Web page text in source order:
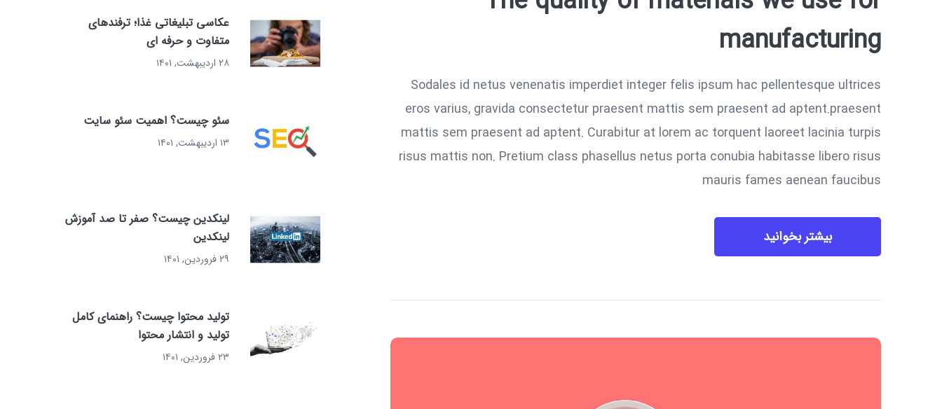
manufacturing
Sodales id netus venenatis imperdiet integer felis ipsum hac pellentesque ultrices
eros varius, gravida consectetur praesent mattis sem praesent ad aptent.praesent
mattis sem praesent ad aptent. Curabitur at lorem ac torquent laoreet lacinia turpis
risus mattis non. Pretium class phasellus netus porta conubia habitasse libero risus
mauris fames aenean faucibus
بیشتر بخوانید
عکاسی تبلیغاتی غذا؛ ترفندهای
متفاوت و حرفه ای
۲۸ اردیبهشت, ۱۴۰۱
سئو چیست؟ اهمیت سئو سایت
۱۳ اردیبهشت, ۱۴۰۱
لینکدین چیست؟ صفر تا صد آموزش
لینکدین
۲۹ فروردین, ۱۴۰۱
تولید محتوا چیست؟ راهنمای کامل
تولید و انتشار محتوا
۲۳ فروردین, ۱۴۰۱